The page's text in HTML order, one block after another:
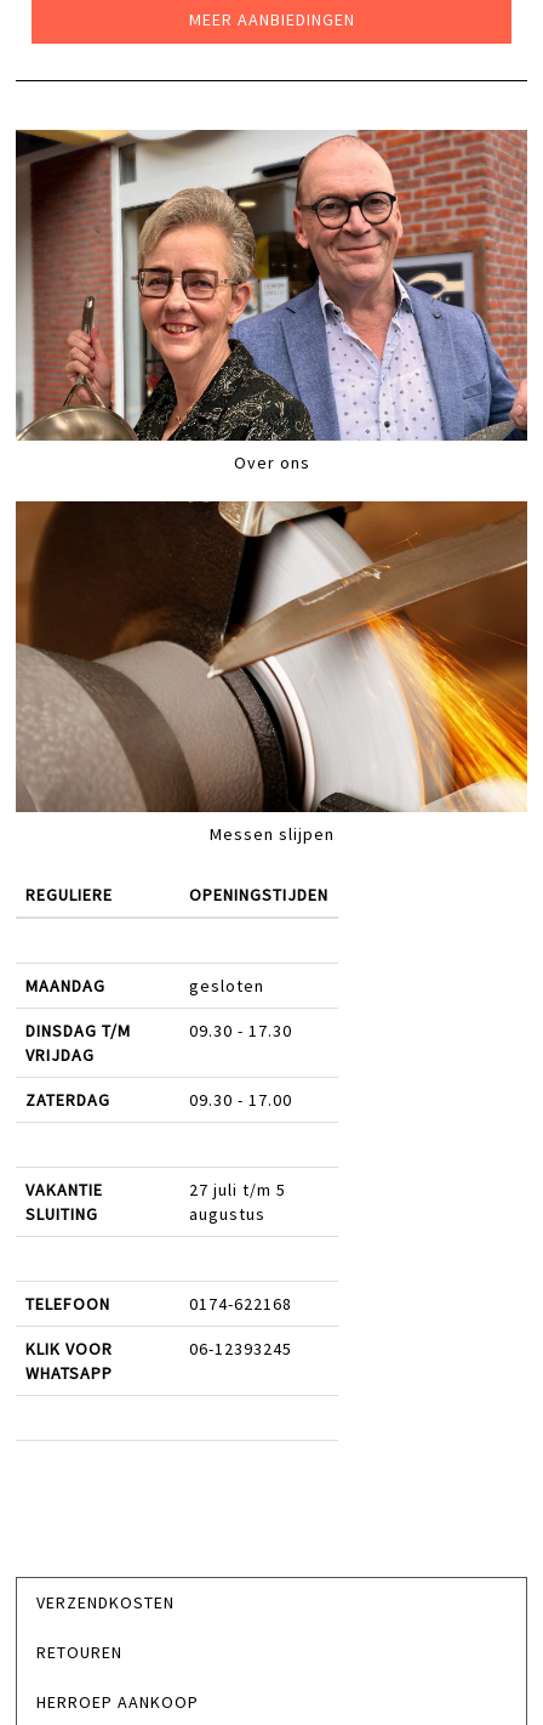
MEER AANBIEDINGEN
Over ons
Messen slijpen
REGULIERE OPENINGSTIJDEN
MAANDAG gesloten
DINSDAG T/M
VRIJDAG
09.30 - 17.30
ZATERDAG 09.30 - 17.00
VAKANTIE
SLUITING
27 juli t/m 5
augustus
TELEFOON 0174-622168
KLIK VOOR
WHATSAPP
06-12393245
VERZENDKOSTEN
RETOUREN
HERROEP AANKOOP